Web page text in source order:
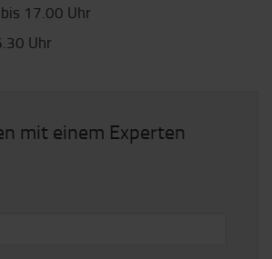
17.00 Uhr
Uhr
mit einem Experten